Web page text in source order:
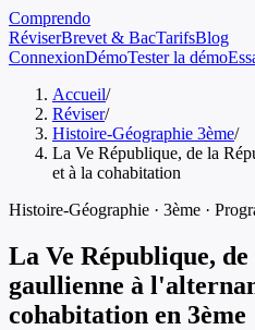
Comprendo
RéviserBrevet & BacTarifsBlog
ConnexionDémoTester la démo
Accueil/
Réviser/
Histoire-Géographie 3ème/
La Ve République, de la
et à la cohabitation
Histoire-Géographie · 3ème ·
La Ve République,
gaullienne à
cohabitation en 3ème